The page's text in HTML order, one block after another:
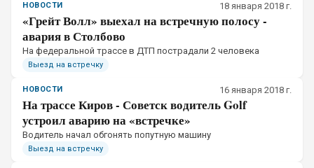
НОВОСТИ 18 января 2018 г.
«Грейт Волл» выехал на встречную полосу -
авария в Столбово
На федеральной трассе в ДТП пострадали 2 человека
Выезд на встречку
НОВОСТИ 16 января 2018 г.
На трассе Киров - Советск водитель Golf
устроил аварию на «встречке»
Водитель начал обгонять попутную машину
Выезд на встречку